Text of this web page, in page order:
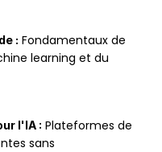
: Fondamentaux de
learning et du
l'IA : Plateformes de
sans